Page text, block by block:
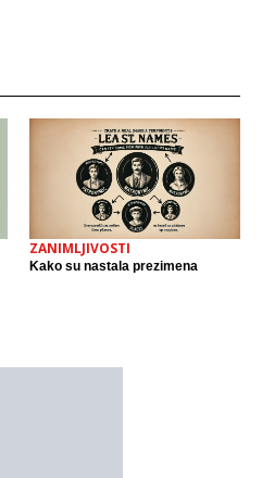
ZANIMLJIVOSTI
Kako su nastala prezimena